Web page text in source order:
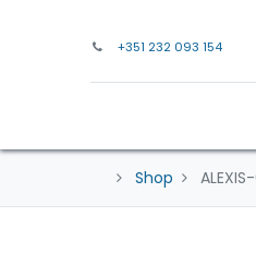
+351 232 093 154
Shop